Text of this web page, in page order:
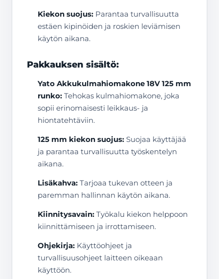
Kiekon suojus: Parantaa turvallisuutta
estäen kipinöiden ja roskien leviämisen
käytön aikana.
Pakkauksen sisältö:
Yato Akkukulmahiomakone 18V 125 mm
runko: Tehokas kulmahiomakone, joka
sopii erinomaisesti leikkaus- ja
hiontatehtäviin.
125 mm kiekon suojus: Suojaa käyttäjää
ja parantaa turvallisuutta työskentelyn
aikana.
Lisäkahva: Tarjoaa tukevan otteen ja
paremman hallinnan käytön aikana.
Kiinnitysavain: Työkalu kiekon helppoon
kiinnittämiseen ja irrottamiseen.
Ohjekirja: Käyttöohjeet ja
turvallisuusohjeet laitteen oikeaan
käyttöön.